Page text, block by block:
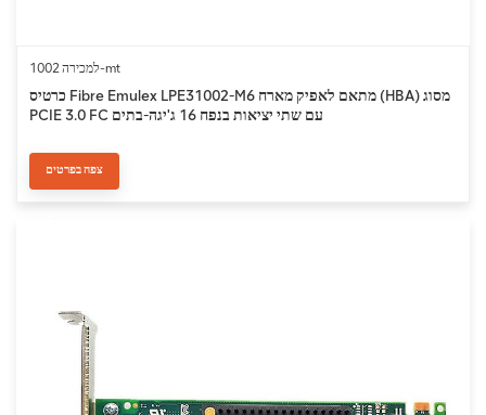
למכירה 1002-mt
כרטיס Fibre Emulex LPE31002-M6 מתאם לאפיק מארח (HBA) מסוג
PCIE 3.0 FC עם שתי יציאות בנפח 16 ג'יגה-בתים
צפה בפרטים